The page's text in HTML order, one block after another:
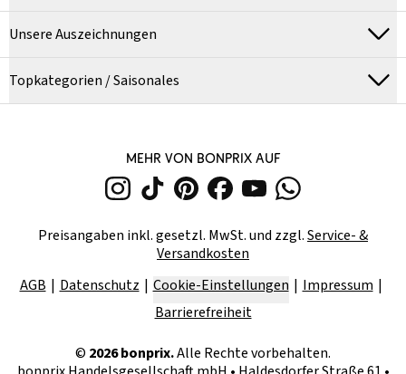
Unsere Auszeichnungen
Topkategorien / Saisonales
MEHR VON BONPRIX AUF
Preisangaben inkl. gesetzl. MwSt. und zzgl.Service- &
Versandkosten
AGB
Datenschutz Cookie-Einstellungen
Impressum
Barrierefreiheit
© 2026bonprix.Alle Rechte vorbehalten.